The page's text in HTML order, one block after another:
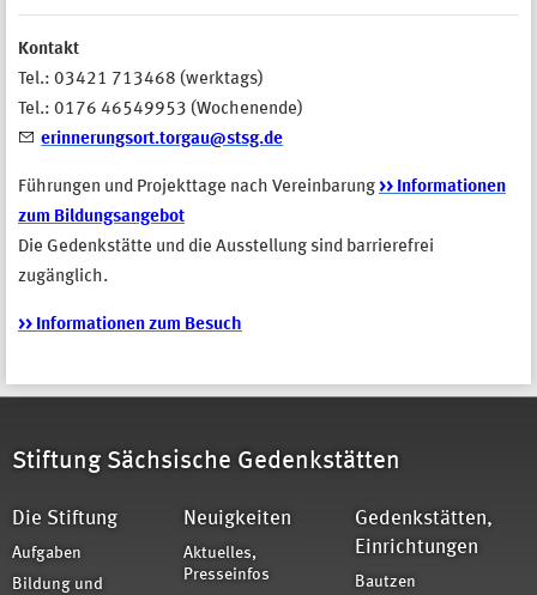
Kontakt
Tel.: 03421 713468 (werktags)
Tel.: 0176 46549953 (Wochenende)
erinnerungsort.torgau@stsg.de
Führungen und Projekttage nach Vereinbarung >> Informationen
zum Bildungsangebot
Die Gedenkstätte und die Ausstellung sind barrierefrei
zugänglich.
>> Informationen zum Besuch
Stiftung Sächsische Gedenkstätten
Die Stiftung
Aufgaben
Bildung und
Neuigkeiten
Aktuelles,
Presseinfos
Gedenkstätten,
Einrichtungen
Bautzen